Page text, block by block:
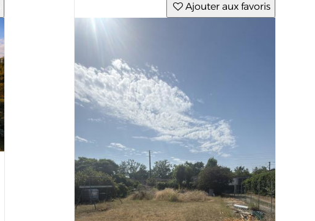
Ajouter aux favoris